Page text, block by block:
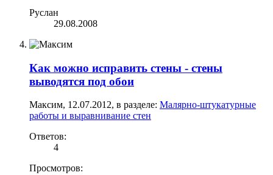
Руслан
29.08.2008
Как можно исправить стены - стены
выводятся под обои
Максим, 12.07.2012, в разделе: Малярно-штукатурные
работы и выравнивание стен
Ответов:
4
Просмотров: